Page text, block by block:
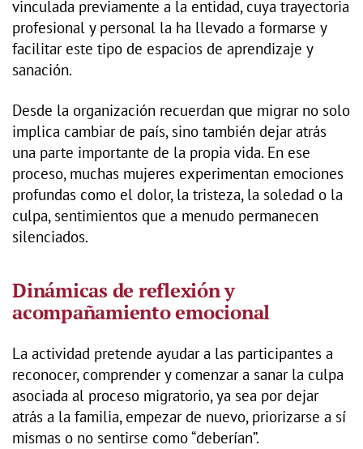
vinculada previamente a la entidad, cuya trayectoria
profesional y personal la ha llevado a formarse y
facilitar este tipo de espacios de aprendizaje y
sanación.
Desde la organización recuerdan que migrar no solo
implica cambiar de país, sino también dejar atrás
una parte importante de la propia vida. En ese
proceso, muchas mujeres experimentan emociones
profundas como el dolor, la tristeza, la soledad o la
culpa, sentimientos que a menudo permanecen
silenciados.
Dinámicas de reflexión y
acompañamiento emocional
La actividad pretende ayudar a las participantes a
reconocer, comprender y comenzar a sanar la culpa
asociada al proceso migratorio, ya sea por dejar
atrás a la familia, empezar de nuevo, priorizarse a sí
mismas o no sentirse como “deberían”.